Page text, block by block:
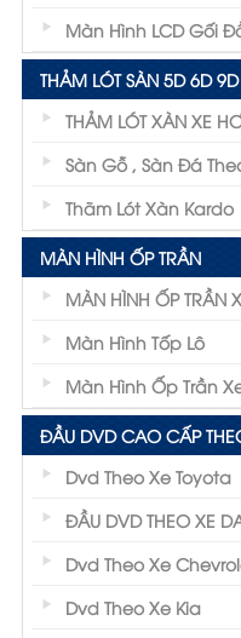
Màn Hình LCD Gối
THẢM LÓT SÀN 5D 6D 9D
THẢM LÓT XÀN XE
Sàn Gỗ , Sàn Đá
Thãm Lót Xàn Kardo
MÀN HÌNH ỐP TRẦN
MÀN HÌNH ỐP TRẦN
Màn Hình Tốp Lô
Màn Hình Ốp Trần
ĐẦU DVD CAO CẤP
Dvd Theo Xe Toyota
ĐẦU DVD THEO XE
Dvd Theo Xe
Dvd Theo Xe Kia